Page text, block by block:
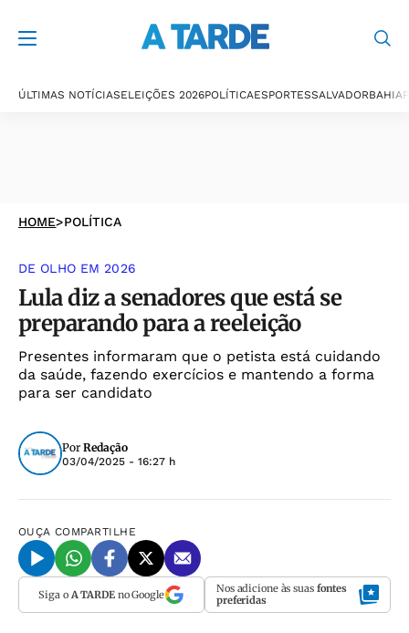
ÚLTIMAS NOTÍCIASELEIÇÕES 2026POLÍTICAESPORTESSALVADORBAHIA
HOME>POLÍTICA
DE OLHO EM 2026
Lula diz a senadores que está se
preparando para a reeleição
Presentes informaram que o petista está cuidando
da saúde, fazendo exercícios e mantendo a forma
para ser candidato
Por Redação
03/04/2025 - 16:27 h
OUÇA COMPARTILHE
Siga o A TARDEno Google Nos adicione às suas fontes
preferidas